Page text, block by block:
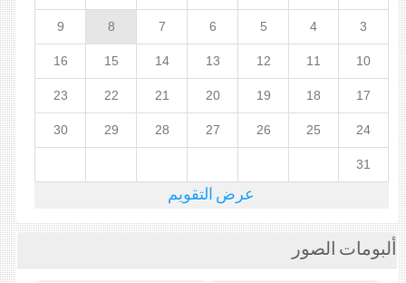
3
4
5
6
7
8
9
10
11
12
13
14
15
16
17
18
19
20
21
22
23
24
25
26
27
28
29
30
31
عرض التقويم
ألبومات الصور